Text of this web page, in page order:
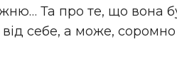
Та про те, що вона
себе, а може,